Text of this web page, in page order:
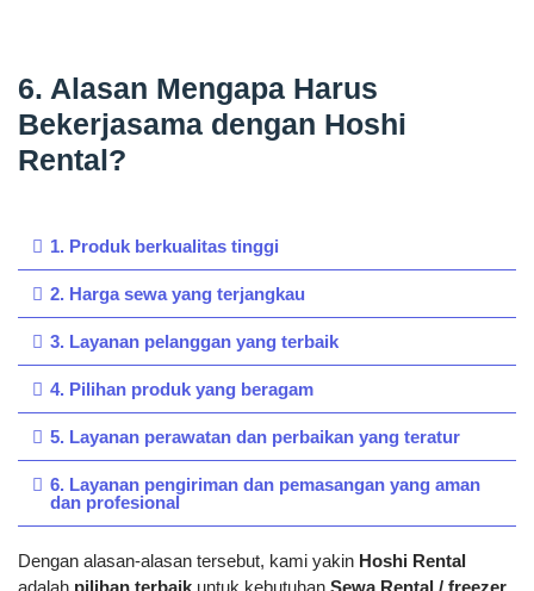
6. Alasan Mengapa Harus
Bekerjasama dengan Hoshi
Rental?
1. Produk berkualitas tinggi
2. Harga sewa yang terjangkau
3. Layanan pelanggan yang terbaik
4. Pilihan produk yang beragam
5. Layanan perawatan dan perbaikan yang teratur
6. Layanan pengiriman dan pemasangan yang aman
dan profesional
Dengan alasan-alasan tersebut, kami yakin Hoshi Rental
adalah pilihan terbaik untuk kebutuhan Sewa Rental / freezer